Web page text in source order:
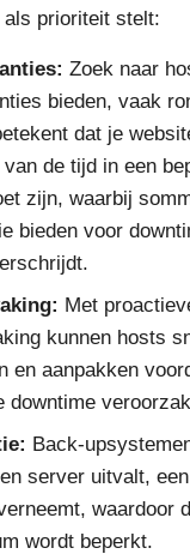
als prioriteit stelt:
Zoek naar
bieden, vaak
dat je
de tijd in een
zijn, waarbij
bieden voor
Met
kunnen hosts
en aanpakken
downtime
Back-
server uitvalt,
waardoor
wordt beperkt.